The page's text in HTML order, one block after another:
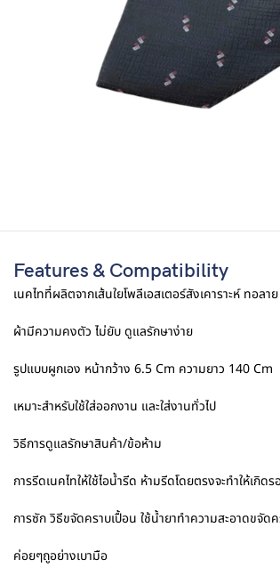
Features & Compatibility
เนคไทที่ผลิตจากเส้นใยโพลีเอสเตอร์สังเคาราะห์ ทอลาย
ผ้ามีความคงตัว ไม่ยับ ดูแลรักษาง่าย
รูปแบบผูกเอง หน้ากว้าง 6.5 Cm ความยาว 140 Cm
เหมาะสำหรับใช้ใส่ออกงาน และใส่งานทั่วไป
วิธีการดูแลรักษาสินค้า/ข้อห้าม
การรีดเนคไทให้ใช้ไอน้ำรีด ห้ามรีดโดยตรงจะทำให้เกิดร
การซัก วิธีขจัดคราบเปื้อน ใช้น้ำยาทำความสะอาดขจัด
ค่อยๆถูอย่างเบามือ